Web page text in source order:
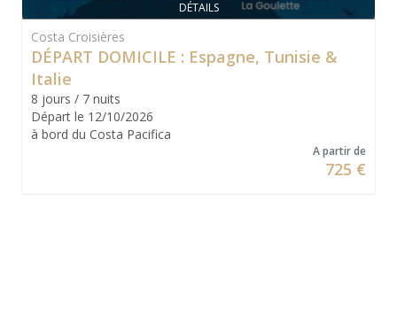
DÉTAILS
Costa Croisières
DÉPART DOMICILE : Espagne, Tunisie &
Italie
8 jours / 7 nuits
Départ le 12/10/2026
à bord du Costa Pacifica
A partir de
725 €